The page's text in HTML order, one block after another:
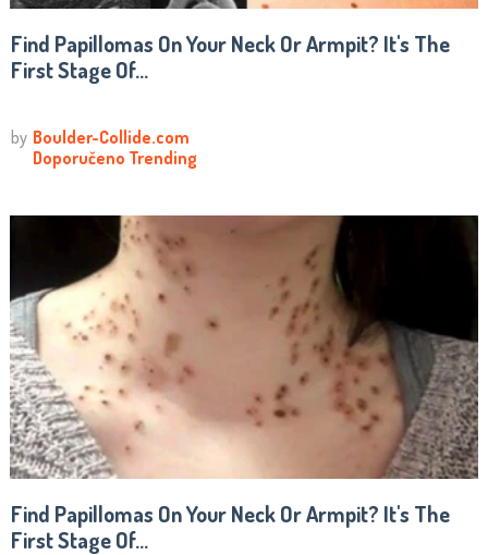
Find Papillomas On Your Neck Or Armpit? It's The
First Stage Of...
Find Papillomas On Your Neck Or Armpit? It's The
First Stage Of...